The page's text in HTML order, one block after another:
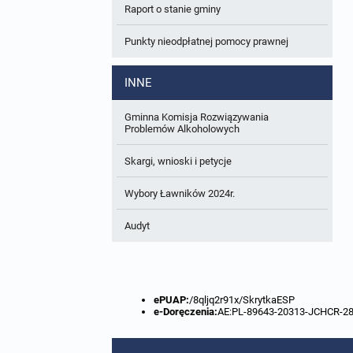
W trakcie opracowania
Zbiory danych przestrzennych
Analizy zmian w zagospodarowaniu
Raport o stanie gminy
Punkty nieodpłatnej pomocy prawnej
INNE
Gminna Komisja Rozwiązywania
Problemów Alkoholowych
Skargi, wnioski i petycje
Wybory Ławników 2024r.
Audyt
ePUAP:/8qljq2r91x/SkrytkaESP
e-Doręczenia:AE:PL-89643-20313-JCHCR-28